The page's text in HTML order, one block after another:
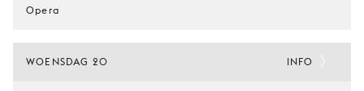
Opera
WOENSDAG 20 INFO